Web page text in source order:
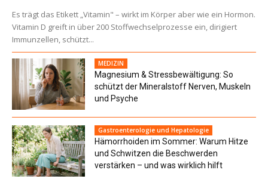
Es trägt das Etikett „Vitamin" – wirkt im Körper aber wie ein Hormon.
Vitamin D greift in über 200 Stoffwechselprozesse ein, dirigiert
Immunzellen, schützt...
MEDIZIN
Magnesium & Stressbewältigung: So
schützt der Mineralstoff Nerven, Muskeln
und Psyche
Gastroenterologie und Hepatologie
Hämorrhoiden im Sommer: Warum Hitze
und Schwitzen die Beschwerden
verstärken – und was wirklich hilft